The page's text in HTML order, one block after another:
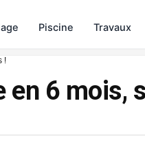
Piscine Travaux
!
6 mois,